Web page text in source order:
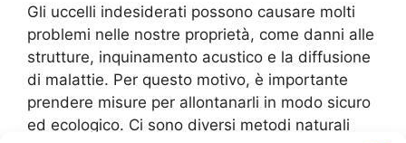
Gli uccelli indesiderati possono causare molti
problemi nelle nostre proprietà, come danni alle
strutture, inquinamento acustico e la diffusione
di malattie. Per questo motivo, è importante
prendere misure per allontanarli in modo sicuro
ed ecologico. Ci sono diversi metodi naturali